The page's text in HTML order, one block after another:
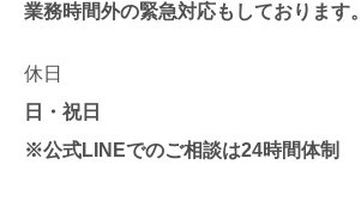
業務時間外の緊急対応もしております。
休日
日・祝日
※公式LINEでのご相談は24時間体制